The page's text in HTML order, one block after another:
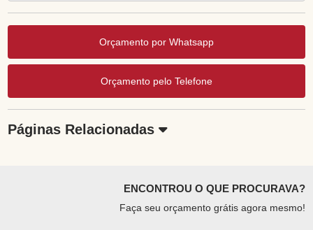
Orçamento por Whatsapp
Orçamento pelo Telefone
Páginas Relacionadas
ENCONTROU O QUE PROCURAVA?
Faça seu orçamento grátis agora mesmo!